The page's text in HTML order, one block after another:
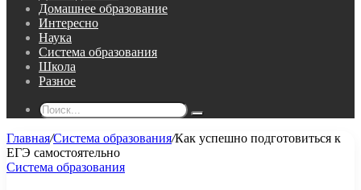
Домашнее образование
Интересно
Наука
Система образования
Школа
Разное
Поиск...
Главная/Система образования/Как успешно подготовиться к
ЕГЭ самостоятельно
Система образования